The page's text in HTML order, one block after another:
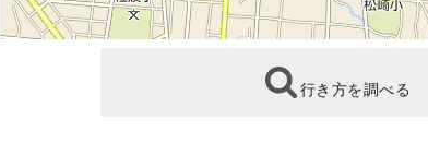
行き方を調べる